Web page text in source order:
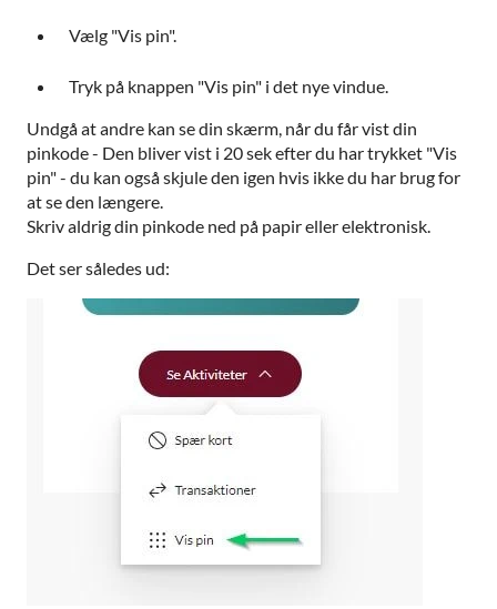
Vælg "Vis pin".
Tryk på knappen "Vis pin" i det nye vindue.
Undgå at andre kan se din skærm, når du får vist din
pinkode - Den bliver vist i 20 sek efter du har trykket "Vis
pin" - du kan også skjule den igen hvis ikke du har brug for
at se den længere.
Skriv aldrig din pinkode ned på papir eller elektronisk.
Det ser således ud: